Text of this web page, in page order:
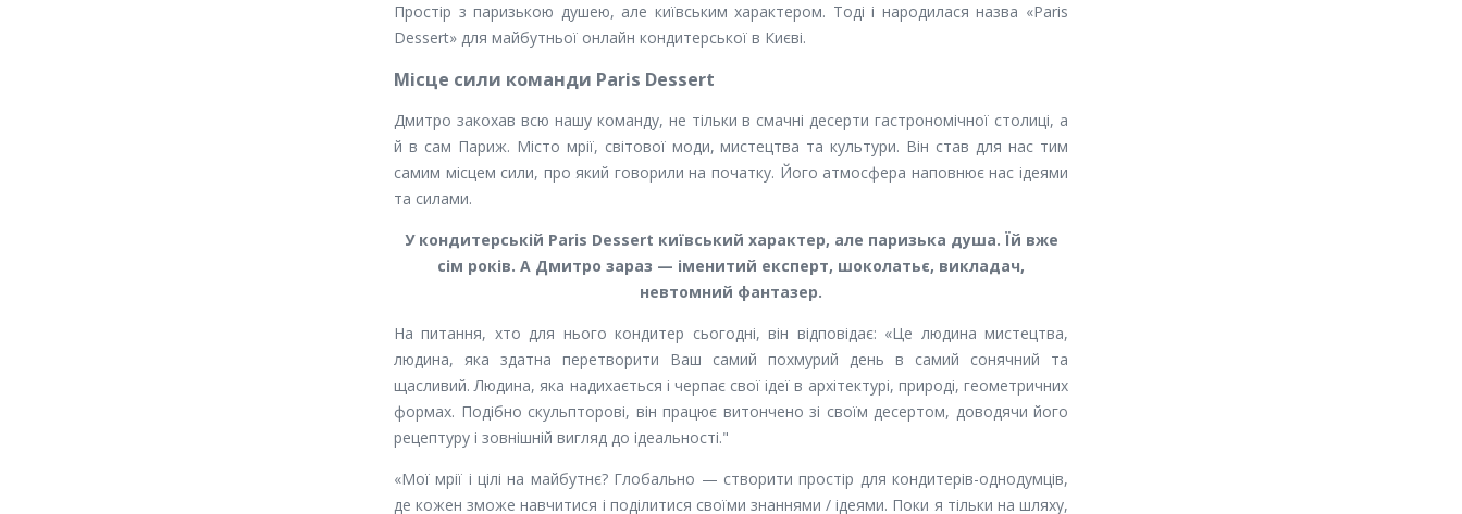
Простір з паризькою душею, але київським характером. Тоді і народилася назва «Paris
Dessert» для майбутньої онлайн кондитерської в Києві.
Місце сили команди Paris Dessert
Дмитро закохав всю нашу команду, не тільки в смачні десерти гастрономічної столиці, а
й в сам Париж. Місто мрії, світової моди, мистецтва та культури. Він став для нас тим
самим місцем сили, про який говорили на початку. Його атмосфера наповнює нас ідеями
та силами.
У кондитерській Paris Dessert київський характер, але паризька душа. Їй вже
сім років. А Дмитро зараз — іменитий експерт, шоколатьє, викладач,
невтомний фантазер.
На питання, хто для нього кондитер сьогодні, він відповідає: «Це людина мистецтва,
людина, яка здатна перетворити Ваш самий похмурий день в самий сонячний та
щасливий. Людина, яка надихається і черпає свої ідеї в архітектурі, природі, геометричних
формах. Подібно скульпторові, він працює витончено зі своїм десертом, доводячи його
рецептуру і зовнішній вигляд до ідеальності."
«Мої мрії і цілі на майбутнє? Глобально — створити простір для кондитерів-однодумців,
де кожен зможе навчитися і поділитися своїми знаннями / ідеями. Поки я тільки на шляху,